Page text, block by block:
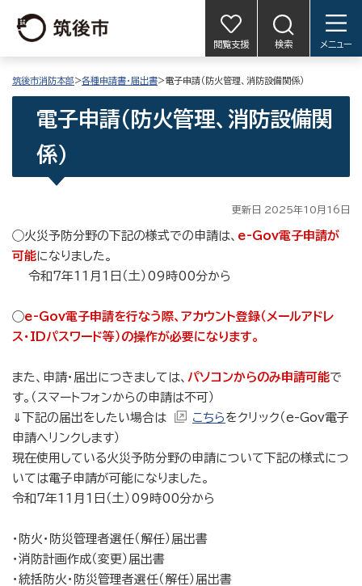
閲覧支援 検索 メニュー
筑後市消防本部>各種申請書・届出書>電子申請（防火管理、消防設備関係）
電子申請（防火管理、消防設備関
係）
更新日 2025年10月16日
◯火災予防分野の下記の様式での申請は、 e-Gov電子申請が
可能になりました。
令和7年11月1日（土）09時00分から
◯e-Gov電子申請を行なう際、アカウント登録（ メールアドレ
ス・IDパスワード等）の操作が必要になります。
また、申請・届出につきましては、 パソコンからのみ申請可能で
す。（スマートフォンからの申請は不可）
⇓下記の届出をしたい場合は
こちら をクリック（e-Gov電子
申請へリンクします）
現在使用している火災予防分野の申請について下記の様式につ
いては電子申請が可能になりました。
令和7年11月1日（土）09時00分から
・防火・防災管理者選任（解任）届出書
・消防計画作成（変更）届出書
・統括防火・防災管理者選任（解任）届出書